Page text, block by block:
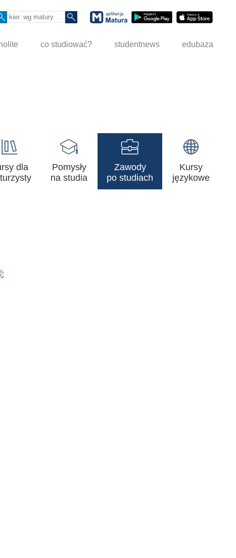
co studiować? studentnews edubaza
dla
Pomysły
na studia
Zawody
po studiach
Kursy
językowe